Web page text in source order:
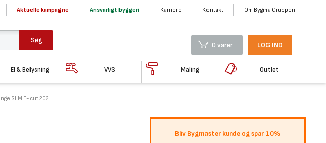
Aktuelle kampagne Ansvarligt byggeri Karriere Kontakt Om Bygma Gruppen
Søg
0 varer LOG IND
El & Belysning VVS Maling Outlet
SLM E-cut 202
Bliv Bygmaster kunde og spar 10%